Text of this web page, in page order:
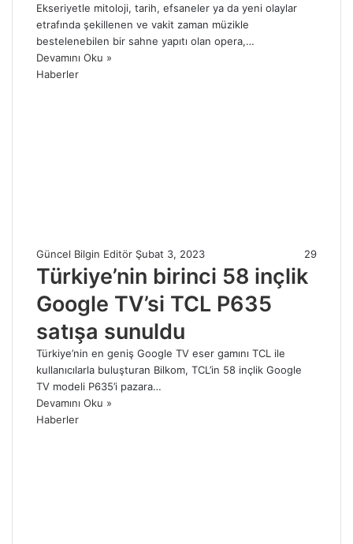
Ekseriyetle mitoloji, tarih, efsaneler ya da yeni olaylar
etrafında şekillenen ve vakit zaman müzikle
bestelenebilen bir sahne yapıtı olan opera,…
Devamını Oku »
Haberler
Güncel Bilgin Editör Şubat 3, 2023 29
Türkiye’nin birinci 58 inçlik
Google TV’si TCL P635
satışa sunuldu
Türkiye’nin en geniş Google TV eser gamını TCL ile
kullanıcılarla buluşturan Bilkom, TCL’in 58 inçlik Google
TV modeli P635’i pazara…
Devamını Oku »
Haberler